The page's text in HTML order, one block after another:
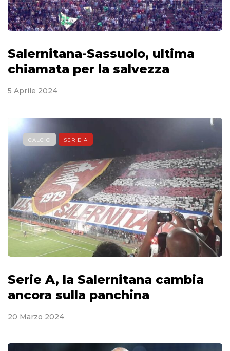
Salernitana-Sassuolo, ultima
chiamata per la salvezza
5 Aprile 2024
CALCIO SERIE A
Serie A, la Salernitana cambia
ancora sulla panchina
20 Marzo 2024